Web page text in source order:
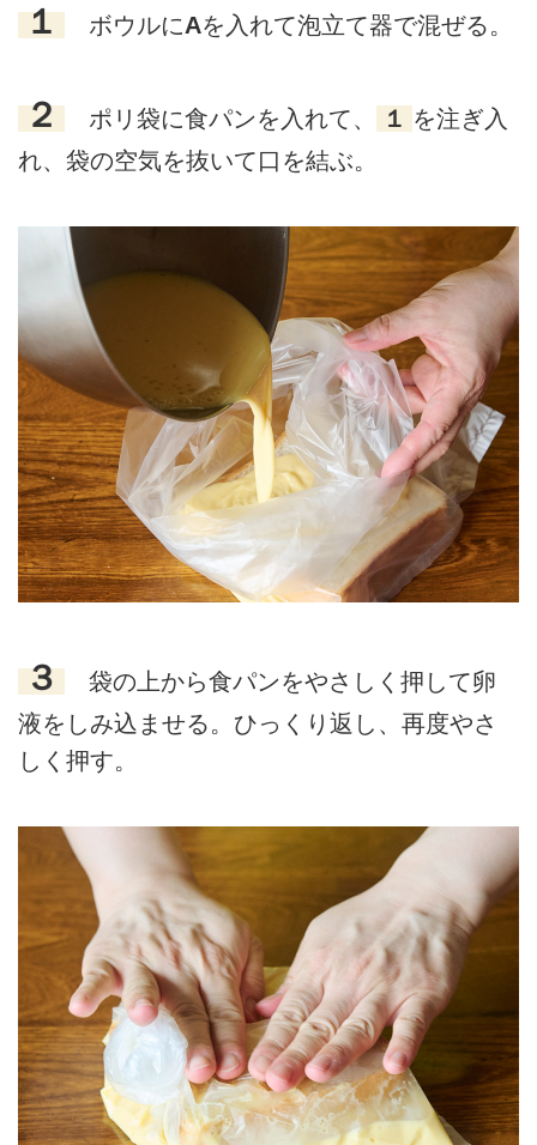
１ ボウルにAを入れて泡立て器で混ぜる。
２ ポリ袋に食パンを入れて、 １ を注ぎ入
れ、袋の空気を抜いて口を結ぶ。
３
袋の上から食パンをやさしく押して卵
液をしみ込ませる。ひっくり返し、再度やさ
しく押す。